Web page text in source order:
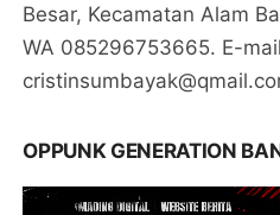
Besar, Kecamatan Alam
WA 085296753665. E-
OPPUNK GENERATION